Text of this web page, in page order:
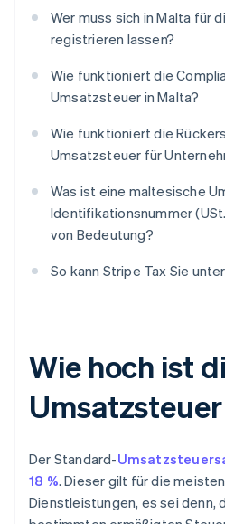
Wer muss sich in Malta für
registrieren lassen?
Wie funktioniert die
Umsatzsteuer in Malta?
Wie funktioniert die
Umsatzsteuer für
Was ist eine maltesische
Identifikationsnummer
von Bedeutung?
So kann Stripe Tax Sie
Wie hoch ist
Der Standard-
18 %. Dieser gilt für die
Dienstleistungen, es sei denn,